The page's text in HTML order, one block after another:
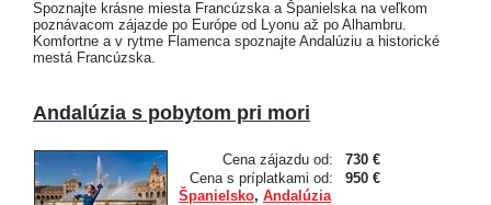
Spoznajte krásne miesta Francúzska a Španielska na veľkom
poznávacom zájazde po Európe od Lyonu až po Alhambru.
Komfortne a v rytme Flamenca spoznajte Andalúziu a historické
mestá Francúzska.
Andalúzia s pobytom pri mori
Cena zájazdu od:
730 €
Cena s príplatkami od:
950 €
Španielsko, Andalúzia